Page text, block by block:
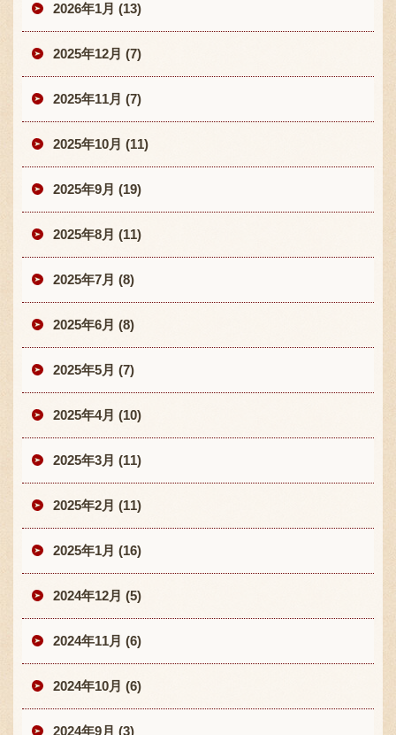
2026年1月 (13)
2025年12月 (7)
2025年11月 (7)
2025年10月 (11)
2025年9月 (19)
2025年8月 (11)
2025年7月 (8)
2025年6月 (8)
2025年5月 (7)
2025年4月 (10)
2025年3月 (11)
2025年2月 (11)
2025年1月 (16)
2024年12月 (5)
2024年11月 (6)
2024年10月 (6)
2024年9月 (3)